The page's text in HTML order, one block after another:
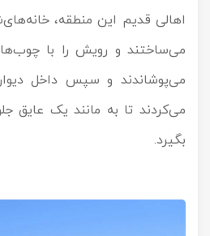
اهالی قدیم این منطقه،
می‌ساختند و رویش را با
می‌پوشاندند و سپس داخل
می‌کردند تا به مانند یک عایق
بگیرد.